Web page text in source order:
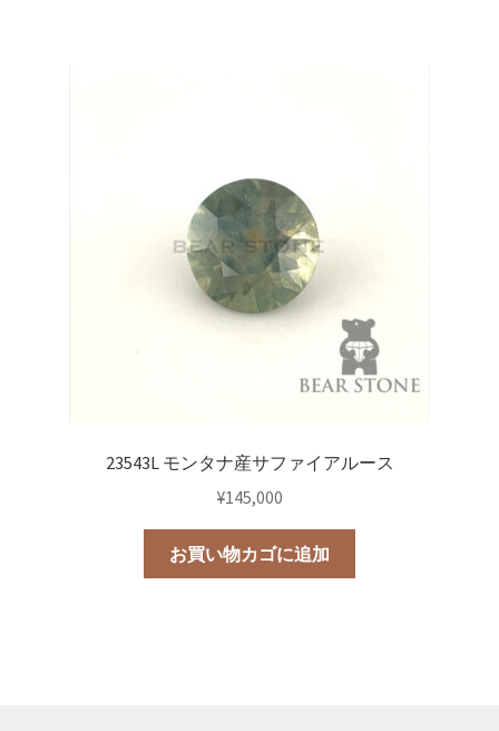
23543L モンタナ産サファイアルース
¥145,000
お買い物カゴに追加